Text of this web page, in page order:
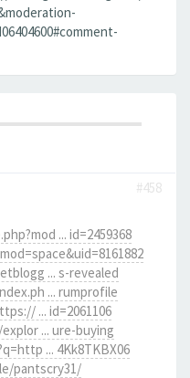
#458
... id=2459368
... s-revealed
... rumprofile
... id=2061106
... ure-buying
... 4Kk8TKBX06
pantscry31/